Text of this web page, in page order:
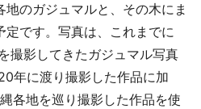
のガジュマルと、その木にま
です。写真は、これまでに
撮影してきたガジュマル写真
年に渡り撮影した作品に加
各地を巡り撮影した作品を使